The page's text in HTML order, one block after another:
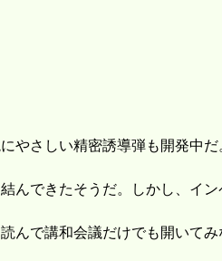
やさしい精密誘導弾も開発中
んできたそうだ。しかし、イ
んで講和会議だけでも開いてみ